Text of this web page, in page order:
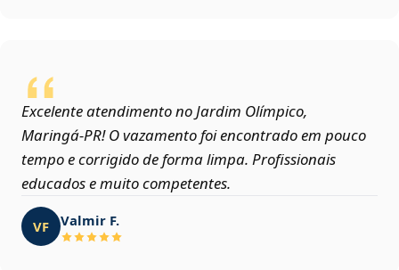
Excelente atendimento no Jardim Olímpico,
Maringá‑PR! O vazamento foi encontrado em pouco
tempo e corrigido de forma limpa. Profissionais
educados e muito competentes.
VF Valmir F.